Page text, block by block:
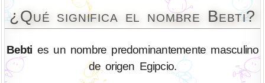
¿Qué significa el nombre Bebti?
Bebti es un nombre predominantemente masculino
de origen Egipcio.